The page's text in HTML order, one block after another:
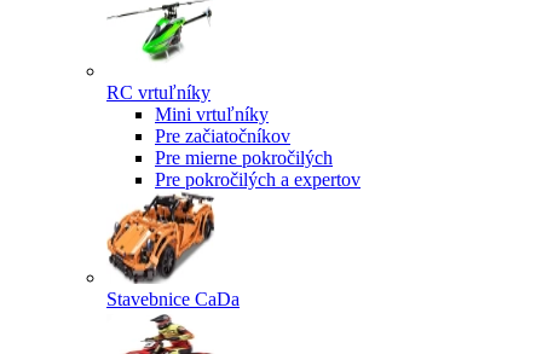
RC vrtuľníky
Mini vrtuľníky
Pre začiatočníkov
Pre mierne pokročilých
Pre pokročilých a expertov
Stavebnice CaDa